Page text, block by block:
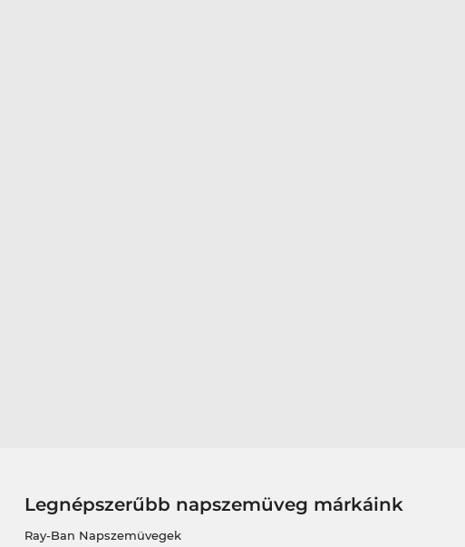
Legnépszerűbb napszemüveg márkáink
Ray-Ban Napszemüvegek